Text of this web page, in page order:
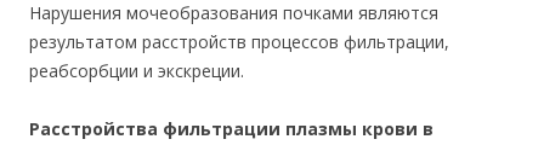
Нарушения мочеобразования почками являются
результатом расстройств процессов фильтрации,
реабсорбции и экскреции.
Расстройства фильтрации плазмы крови в